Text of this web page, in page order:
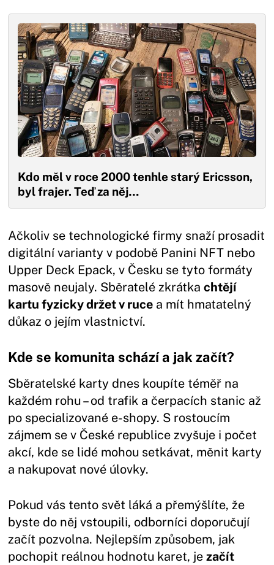
Kdo měl v roce 2000 tenhle starý Ericsson,
byl frajer. Teď za něj…
Ačkoliv se technologické firmy snaží prosadit
digitální varianty v podobě Panini NFT nebo
Upper Deck Epack, v Česku se tyto formáty
masově neujaly. Sběratelé zkrátkachtějí
kartu fyzicky držet v ruce a mít hmatatelný
důkaz o jejím vlastnictví.
Kde se komunita schází a jak začít?
Sběratelské karty dnes koupíte téměř na
každém rohu – od trafik a čerpacích stanic až
po specializované e-shopy. S rostoucím
zájmem se v České republice zvyšuje i počet
akcí, kde se lidé mohou setkávat, měnit karty
a nakupovat nové úlovky.
Pokud vás tento svět láká a přemýšlíte, že
byste do něj vstoupili, odborníci doporučují
začít pozvolna. Nejlepším způsobem, jak
pochopit reálnou hodnotu karet, jezačít